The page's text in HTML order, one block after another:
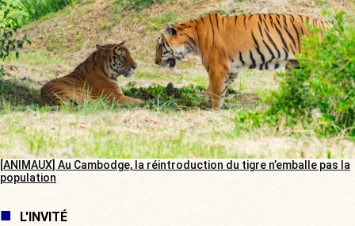
[ANIMAUX] Au Cambodge, la réintroduction du tigre n’emballe pas la
population
L'INVITÉ